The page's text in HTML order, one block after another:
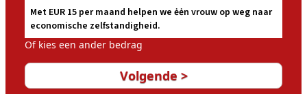
Met EUR 15 per maand helpen we ėėn vrouw op weg naar
economische zelfstandigheid.
Of kies een ander bedrag